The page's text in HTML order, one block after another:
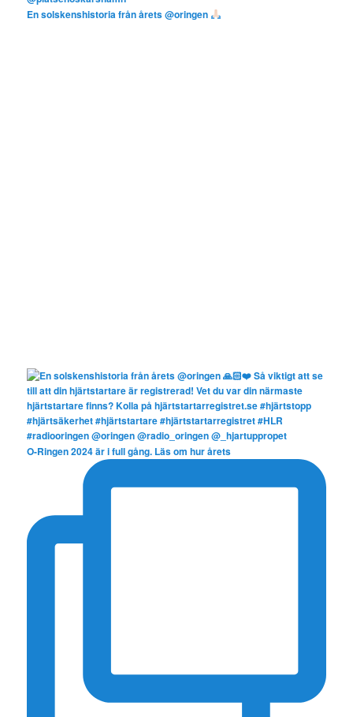
En solskenshistoria från årets @oringen
O-Ringen 2024 är i full gång. Läs om hur årets